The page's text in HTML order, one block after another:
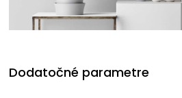
Dodatočné parametre